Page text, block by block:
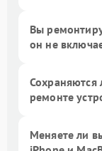
Вы
он не
Сохраняются
ремонте
Меняете ли